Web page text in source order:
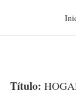
Título: